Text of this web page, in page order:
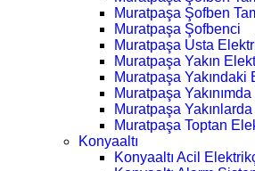
Muratpaşa Şofben
Muratpaşa Şofbenci
Muratpaşa Usta
Muratpaşa Yakın
Muratpaşa Yakındaki
Muratpaşa
Muratpaşa
Muratpaşa Toptan
Konyaaltı
Konyaaltı Acil